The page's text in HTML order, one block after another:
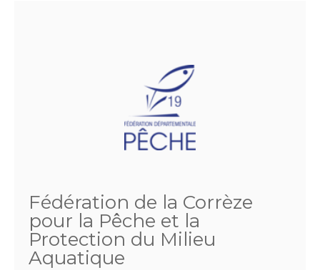
Fédération de la Corrèze
pour la Pêche et la
Protection du Milieu
Aquatique